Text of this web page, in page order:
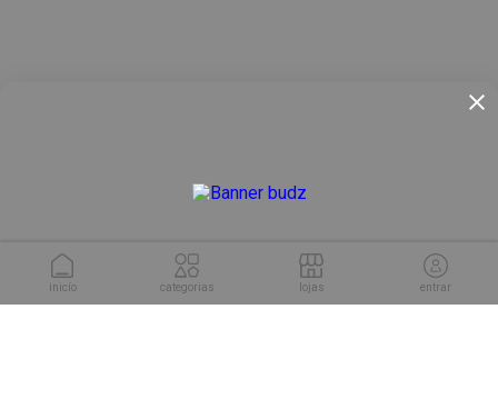
inicío categorias lojas entrar